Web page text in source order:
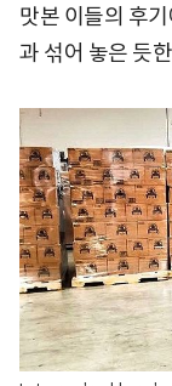
맛본 이들의 후
과 섞어 놓은 듯